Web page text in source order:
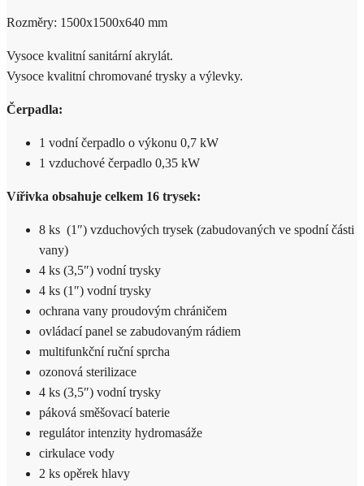
Rozměry: 1500x1500x640 mm
Vysoce kvalitní sanitární akrylát.
Vysoce kvalitní chromované trysky a výlevky.
Čerpadla:
1 vodní čerpadlo o výkonu 0,7 kW
1 vzduchové čerpadlo 0,35 kW
Vířivka obsahuje celkem 16 trysek:
8 ks (1″) vzduchových trysek (zabudovaných ve spodní části
vany)
4 ks (3,5″) vodní trysky
4 ks (1″) vodní trysky
ochrana vany proudovým chráničem
ovládací panel se zabudovaným rádiem
multifunkční ruční sprcha
ozonová sterilizace
4 ks (3,5″) vodní trysky
páková směšovací baterie
regulátor intenzity hydromasáže
cirkulace vody
2 ks opěrek hlavy